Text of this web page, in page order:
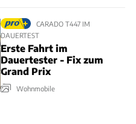
CARADO T447 IM
DAUERTEST
Erste Fahrt im
Dauertester - Fix zum
Grand Prix
Wohnmobile